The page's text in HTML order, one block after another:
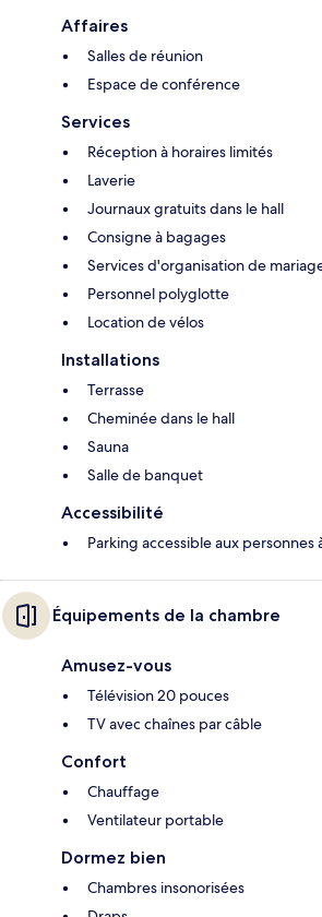
Affaires
Salles de réunion
Espace de conférence
Services
Réception à horaires limités
Laverie
Journaux gratuits dans le hall
Consigne à bagages
Services d'organisation de
Personnel polyglotte
Location de vélos
Installations
Terrasse
Cheminée dans le hall
Sauna
Salle de banquet
Accessibilité
Parking accessible aux
Équipements de la chambre
Amusez-vous
Télévision 20 pouces
TV avec chaînes par câble
Confort
Chauffage
Ventilateur portable
Dormez bien
Chambres insonorisées